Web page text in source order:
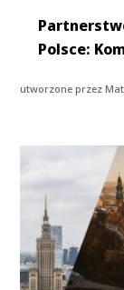
Polsce:
utworzone przez